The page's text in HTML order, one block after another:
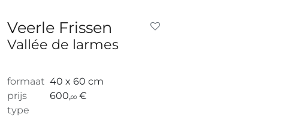
Veerle Frissen
Vallée de larmes
formaat 40 x 60 cm
prijs
600,00 €
type